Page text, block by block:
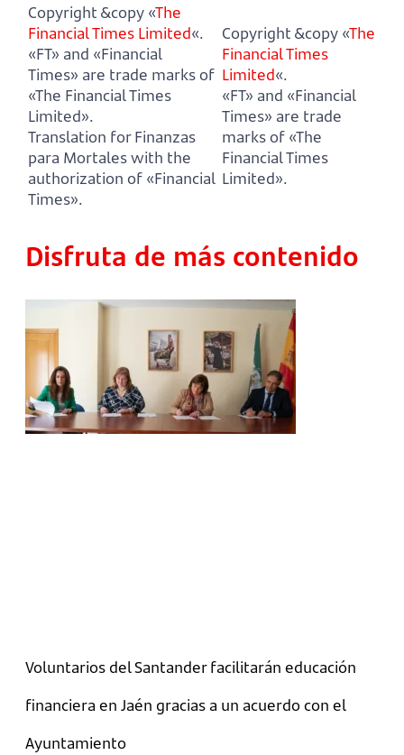
Copyright &copy «The
Financial Times Limited«.
«FT» and «Financial
Times» are trade marks of
«The Financial Times
Limited».
Translation for Finanzas
para Mortales with the
authorization of «Financial
Times».
Copyright &copy «The
Financial Times
Limited«.
«FT» and «Financial
Times» are trade
marks of «The
Financial Times
Limited».
Disfruta de más contenido
Voluntarios del Santander facilitarán educación
financiera en Jaén gracias a un acuerdo con el
Ayuntamiento